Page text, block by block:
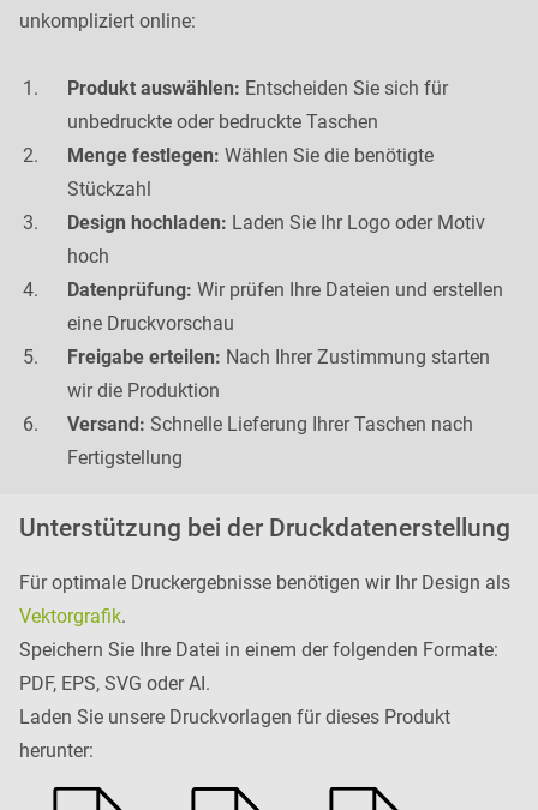
unkompliziert online:
Produkt auswählen: Entscheiden Sie sich für
unbedruckte oder bedruckte Taschen
Menge festlegen: Wählen Sie die benötigte
Stückzahl
Design hochladen: Laden Sie Ihr Logo oder Motiv
hoch
Datenprüfung: Wir prüfen Ihre Dateien und erstellen
eine Druckvorschau
Freigabe erteilen: Nach Ihrer Zustimmung starten
wir die Produktion
Versand: Schnelle Lieferung Ihrer Taschen nach
Fertigstellung
Unterstützung bei der Druckdatenerstellung
Für optimale Druckergebnisse benötigen wir Ihr Design als
Vektorgrafik.
Speichern Sie Ihre Datei in einem der folgenden Formate:
PDF, EPS, SVG oder AI.
Laden Sie unsere Druckvorlagen für dieses Produkt
herunter: